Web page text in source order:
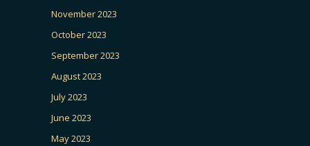
November 2023
October 2023
September 2023
August 2023
July 2023
June 2023
May 2023